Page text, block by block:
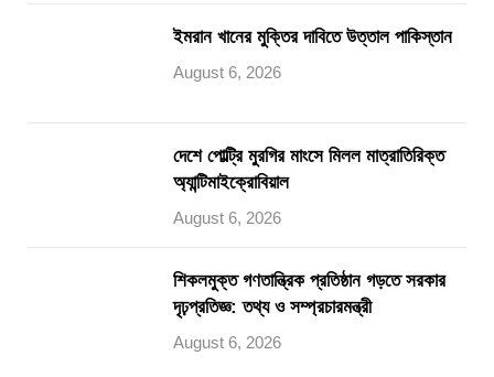
ইমরান খানের মুক্তির দাবিতে উত্তাল পাকিস্তান
August 6, 2026
দেশে পোল্ট্রি মুরগির মাংসে মিলল মাত্রাতিরিক্ত
অ্যান্টিমাইক্রোবিয়াল
August 6, 2026
শিকলমুক্ত গণতান্ত্রিক প্রতিষ্ঠান গড়তে সরকার
দৃঢ়প্রতিজ্ঞ: তথ্য ও সম্প্রচারমন্ত্রী
August 6, 2026